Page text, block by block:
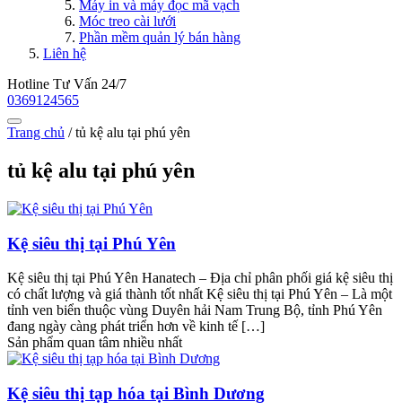
Máy in và máy đọc mã vạch
Móc treo cài lưới
Phần mềm quản lý bán hàng
Liên hệ
Hotline Tư Vấn 24/7
0369124565
Trang chủ /tủ kệ alu tại phú yên
tủ kệ alu tại phú yên
Kệ siêu thị tại Phú Yên
Kệ siêu thị tại Phú Yên Hanatech – Địa chỉ phân phối giá kệ siêu thị
có chất lượng và giá thành tốt nhất Kệ siêu thị tại Phú Yên – Là một
tỉnh ven biển thuộc vùng Duyên hải Nam Trung Bộ, tỉnh Phú Yên
đang ngày càng phát triển hơn về kinh tế […]
Sản phẩm quan tâm nhiều nhất
Kệ siêu thị tạp hóa tại Bình Dương